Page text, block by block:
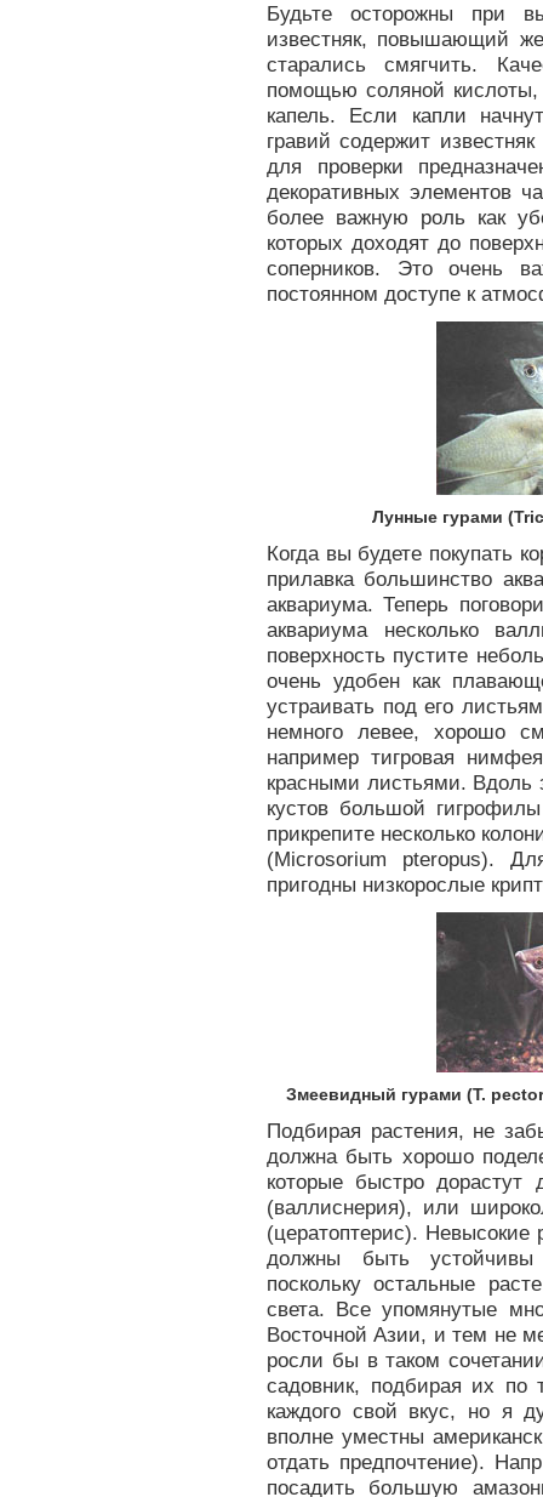
Будьте осторожны при
известняк, повышающий
старались смягчить.
помощью соляной
капель. Если капли
гравий содержит
для проверки
декоративных элементов
более важную роль как
которых доходят до
соперников. Это очень
постоянном доступе к
Лунные гурами
Когда вы будете покупать
прилавка большинство
аквариума. Теперь
аквариума несколько
поверхность пустите
очень удобен как
устраивать под его
немного левее, хорошо
например тигровая
красными листьями. Вдоль
кустов большой
прикрепите несколько
(Microsorium pteropus).
пригодны низкорослые
Змеевидный гурами (Т.
Подбирая растения, не
должна быть хорошо
которые быстро дорастут
(валлиснерия), или
(цератоптерис). Невысокие
должны быть устойчивы
поскольку остальные
света. Все упомянутые
Восточной Азии, и тем не
росли бы в таком
садовник, подбирая их по
каждого свой вкус, но я
вполне уместны
отдать предпочтение).
посадить большую